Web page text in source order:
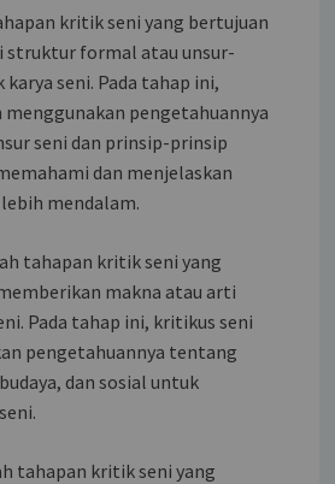
kritik seni yang bertujuan
struktur formal atau unsur-
seni. Pada tahap ini,
pengetahuannya
seni dan prinsip-prinsip
dan menjelaskan
mendalam.
tahapan kritik seni yang
makna atau arti
Pada tahap ini, kritikus seni
pengetahuannya tentang
dan sosial untuk
tahapan kritik seni yang